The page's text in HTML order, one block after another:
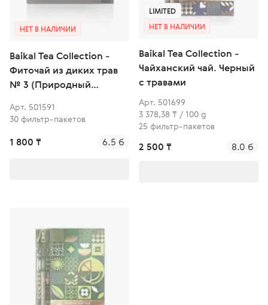
НЕТ В НАЛИЧИИ
Baikal Tea Collection -
Фиточай из диких трав
№ 3 (Природный
Арт. 501591
30 фильтр-пакетов
1 800 ₸ 6.5 б
LIMITED
НЕТ В НАЛИЧИИ
Baikal Tea Collection -
Чайханский чай. Черный
с травами
Арт. 501699
3 378,38 ₸ / 100 g
25 фильтр-пакетов
2 500 ₸ 8.0 б